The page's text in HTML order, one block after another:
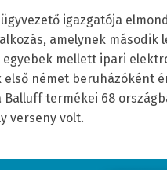
igazgatója
amelynek második
egyebek mellett ipari
első német beruházóként
termékei 68
verseny volt.